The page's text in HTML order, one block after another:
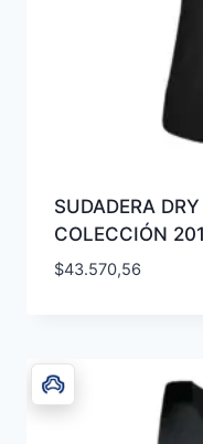
SUDADERA
COLECCIÓN
$43.570,56